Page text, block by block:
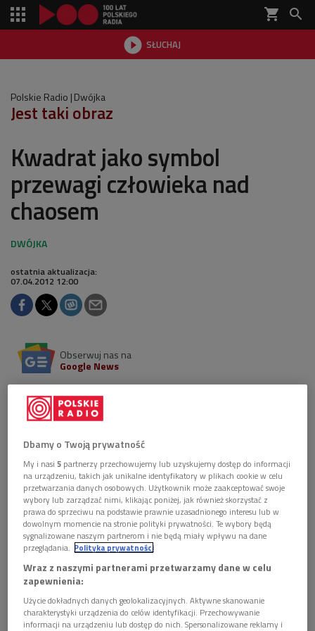
shopping_cart 
 SŁUCHAJ

Polskie Radio Dwójka
Jest taki obraz
Kwadrat jako symbol
przewagi człowieka nad
chaosem
ostatnia aktualizacja:
07.04.2012 12:00
Obserwuj nas na
Google News
Niedzielną audycję z cyklu "Jest taki obraz"
poświęciliśmy pracom "Czarny kwadrat na białym tle"
oraz "Biały kwadrat na białym tle" Kazimierza
Malewicza.
AUDIO 1 plik
 14'43 
Kwadrat jako symbol przewagi człowieka nad
chaosem
Kazimierz Malewicz
był malarzem i teoretykiem sztuki polskiego pochodzenia,
zaliczanym do rosyjskiej awangardy artystycznej. Wywarł
Dbamy o Twoją prywatność
My i nasi5 partnerzy przechowujemy lub uzyskujemy dostęp do informacji
na urządzeniu, takich jak unikalne identyfikatory w plikach cookie w celu
przetwarzania danych osobowych. Użytkownik może zaakceptować swoje
wybory lub zarządzać nimi, klikając poniżej, jak również skorzystać z
prawa do sprzeciwu na podstawie prawnie uzasadnionego interesu lub w
dowolnym momencie na stronie polityki prywatności. Te wybory będą
sygnalizowane naszym partnerom i nie będą miały wpływu na dane
przeglądania. Polityka prywatności
Wraz z naszymi partnerami przetwarzamy dane w celu
zapewnienia:
Użycie dokładnych danych geolokalizacyjnych. Aktywne skanowanie
charakterystyki urządzenia do celów identyfikacji. Przechowywanie
informacji na urządzeniu lub dostęp do nich. Spersonalizowane reklamy i